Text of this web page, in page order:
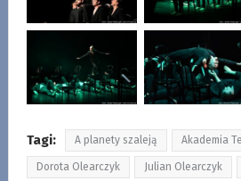
Tagi: A planety szaleją Akademia
Dorota Olearczyk Julian Olearczyk